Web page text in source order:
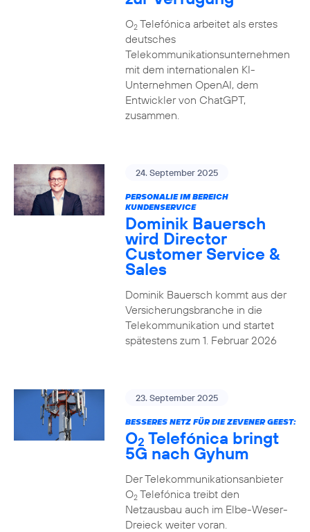
O2Telefónica arbeitet als erstes
deutsches
Telekommunikationsunternehmen
mit dem internationalen KI-
Unternehmen OpenAI, dem
Entwickler von ChatGPT,
zusammen.
24. September 2025
PERSONALIE IM BEREICH
KUNDENSERVICE
Dominik Bauersch
wird Director
Customer Service &
Sales
Dominik Bauersch kommt aus der
Versicherungsbranche in die
Telekommunikation und startet
spätestens zum 1. Februar 2026
23. September 2025
BESSERES NETZ FÜR DIE ZEVENER GEEST:
O2 Telefónica bringt
5G nach Gyhum
Der Telekommunikationsanbieter
O2Telefónica treibt den
Netzausbau auch im Elbe-Weser-
Dreieck weiter voran.